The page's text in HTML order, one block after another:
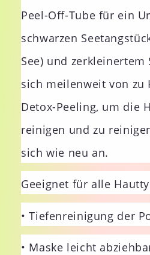
Peel-Off-Tube für ein
schwarzen
See) und
sich meilenweit von zu
Detox-Peeling, um die
reinigen und zu
sich wie neu an.
Geeignet für alle
• Tiefenreinigung der
• Maske leicht